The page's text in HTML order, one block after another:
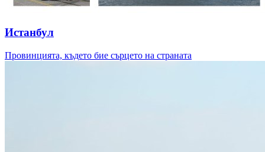
Истанбул
Провинцията, където бие сърцето на страната